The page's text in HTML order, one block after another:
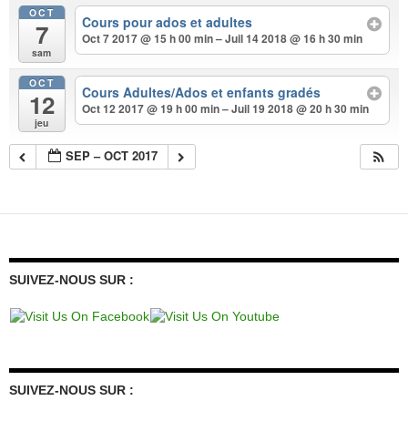
OCT
7
sam
Cours pour ados et adultes
Oct 7 2017 @ 15 h 00 min – Juil 14 2018 @ 16 h 30 min
OCT
12
jeu
Cours Adultes/Ados et enfants gradés
Oct 12 2017 @ 19 h 00 min – Juil 19 2018 @ 20 h 30 min
SEP – OCT 2017
SUIVEZ-NOUS SUR :
SUIVEZ-NOUS SUR :